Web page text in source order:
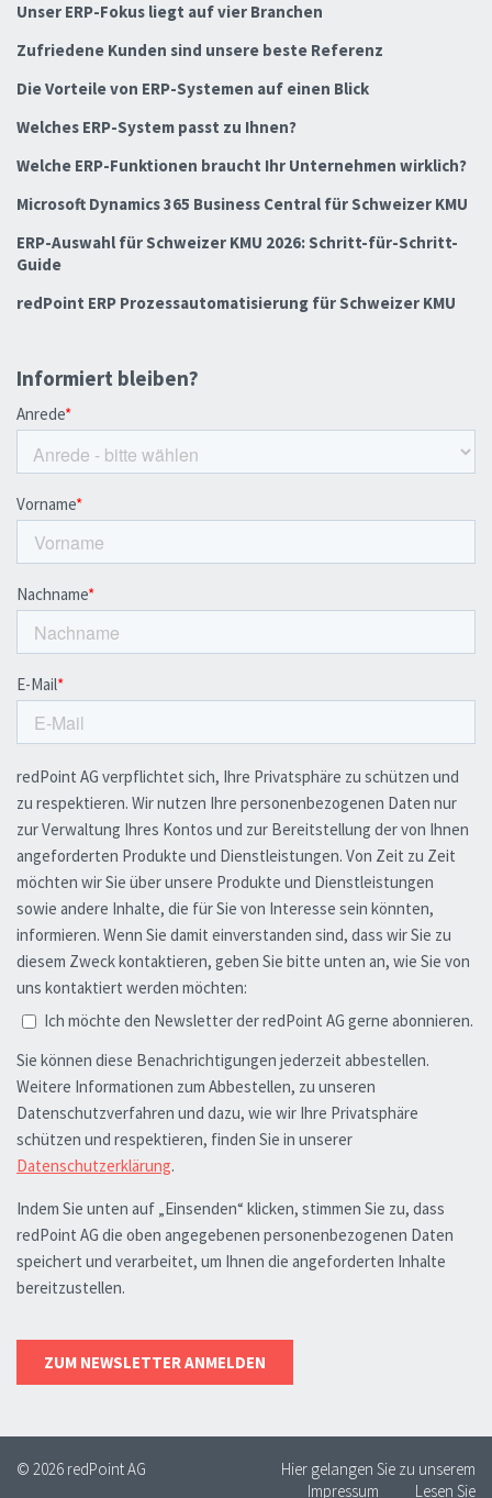
Unser ERP-Fokus liegt auf vier Branchen
Zufriedene Kunden sind unsere beste Referenz
Die Vorteile von ERP-Systemen auf einen Blick
Welches ERP-System passt zu Ihnen?
Welche ERP-Funktionen braucht Ihr Unternehmen wirklich?
Microsoft Dynamics 365 Business Central für Schweizer KMU
ERP-Auswahl für Schweizer KMU 2026: Schritt-für-Schritt-
Guide
redPoint ERP Prozessautomatisierung für Schweizer KMU
Informiert bleiben?
© 2026 redPoint AG
Hier gelangen Sie zu unserem
Impressum
Lesen Sie